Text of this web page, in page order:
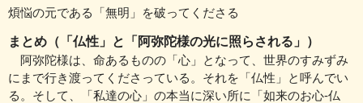
煩悩の元である「無明」を破ってくださる
まとめ（「仏性」と「阿弥陀様の光に照らされる」）
阿弥陀様は、命あるものの「心」となって、世界のすみずみ
にまで行き渡ってくださっている。それを「仏性」と呼んでい
る。 そして、「私達の心」の本当に深い所に「如来のお心‐仏